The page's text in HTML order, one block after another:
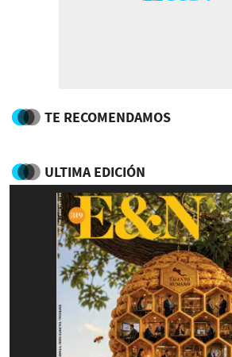
TE RECOMENDAMOS
ULTIMA EDICIÓN